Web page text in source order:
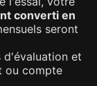
converti en
seront
d'évaluation et
ou compte